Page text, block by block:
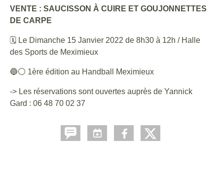
VENTE : SAUCISSON À CUIRE ET GOUJONNETTES
DE CARPE
🗓 Le Dimanche 15 Janvier 2022 de 8h30 à 12h / Halle
des Sports de Meximieux
🔵⚪️ 1ère édition au Handball Meximieux
-> Les réservations sont ouvertes auprès de Yannick
Gard : 06 48 70 02 37